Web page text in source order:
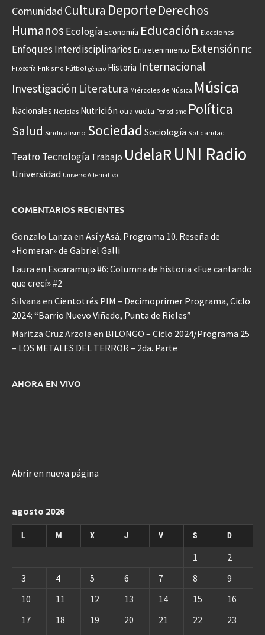
Comunidad Cultura Deporte Derechos
Humanos EcologíaEconomía Educación Elecciones
Enfoques Interdisciplinarios Entretenimiento Extensión FIC
Filosofía Frikismo Fútbol género Historia Internacional
Investigación Literatura Miércoles de Música Música
Nacionales Noticias Nutrición otra vuelta Periodismo Política
Salud Sindicalismo Sociedad Sociología Solidaridad
Teatro Tecnología Trabajo UdelaRUNI Radio
Universidad Universo Alternativo
COMENTARIOS RECIENTES
Gonzalo Lanza en Así y Asá. Programa 10. Reseña de
«Homerar» de Gabriel Galli
Laura en Escaramujo #6: Columna de historia «Fue cantando
que crecí» #2
Silvana en Cientotrés PIM – Decimoprimer Programa, Ciclo
2024: “Barrio Nuevo Viñedo, Punta de Rieles”
Maritza Cruz Arzola en BILONGO – Ciclo 2024/Programa 25
– LOS METALES DEL TERROR – 2da. Parte
AHORA EN VIVO
Abrir en nueva página
agosto 2026
L M X J V S D
1
2
3
4 5 6 7 8
9
10
11 12 13 14 15
16
17
18 19 20 21 22
23